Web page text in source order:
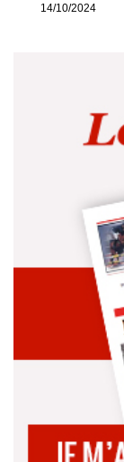
14/10/2024